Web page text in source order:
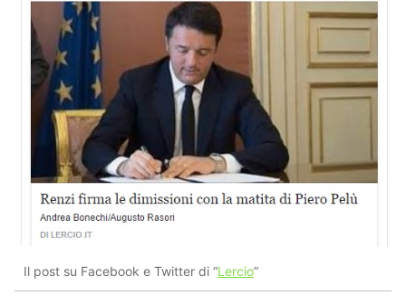
Il post su Facebook e Twitter di “Lercio”